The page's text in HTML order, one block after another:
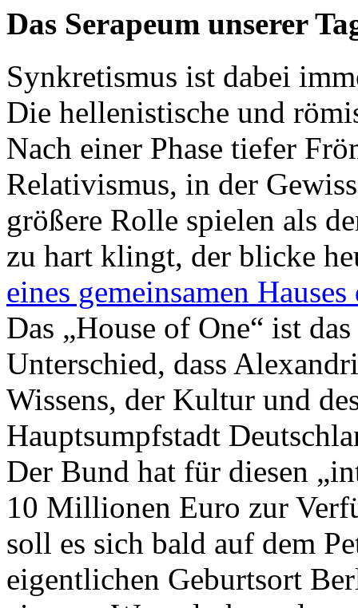
Das Serapeum unserer
Synkretismus ist dabei
Die hellenistische und
Nach einer Phase tiefer
Relativismus, in der
größere Rolle spielen als
zu hart klingt, der blicke
eines gemeinsamen
Das „House of One“ ist
Unterschied, dass
Wissens, der Kultur und
Hauptsumpfstadt
Der Bund hat für diesen
10 Millionen Euro zur
soll es sich bald auf dem
eigentlichen Geburtsort